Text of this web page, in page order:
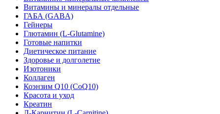
Витамины и минералы отдельные
ГАБА (GABA)
Гейнеры
Глютамин (L-Glutamine)
Готовые напитки
Диетическое питание
Здоровье и долголетие
Изотоники
Коллаген
Коэнзим Q10 (CoQ10)
Красота и уход
Креатин